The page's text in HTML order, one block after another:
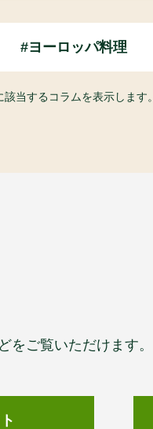
#ヨーロッパ料理
当するコラムを表示します。
をご覧いただけます。